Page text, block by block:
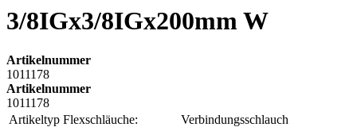
3/8IGx3/8IGx200mm W
Artikelnummer
1011178
Artikelnummer
1011178
Artikeltyp Flexschläuche:
Verbindungsschlauch